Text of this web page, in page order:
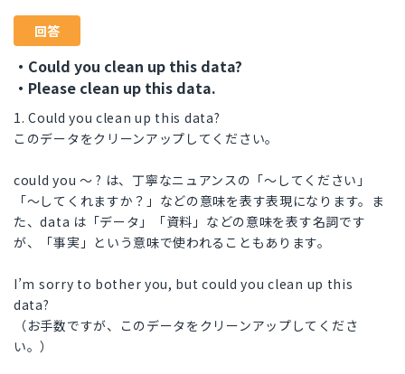
回答
・Could you clean up this data?
・Please clean up this data.
1. Could you clean up this data?
このデータをクリーンアップしてください。
could you 〜 ? は、丁寧なニュアンスの「〜してください」
「〜してくれますか？」などの意味を表す表現になります。ま
た、data は「データ」「資料」などの意味を表す名詞です
が、「事実」という意味で使われることもあります。
I’m sorry to bother you, but could you clean up this
data?
（お手数ですが、このデータをクリーンアップしてくださ
い。）